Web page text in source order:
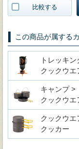
比較する
この商品が属する
トレッキン
クックウエ
キャンプ >
クックウエ
クックウエ
クッカー